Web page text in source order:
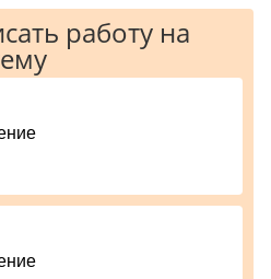
работу на